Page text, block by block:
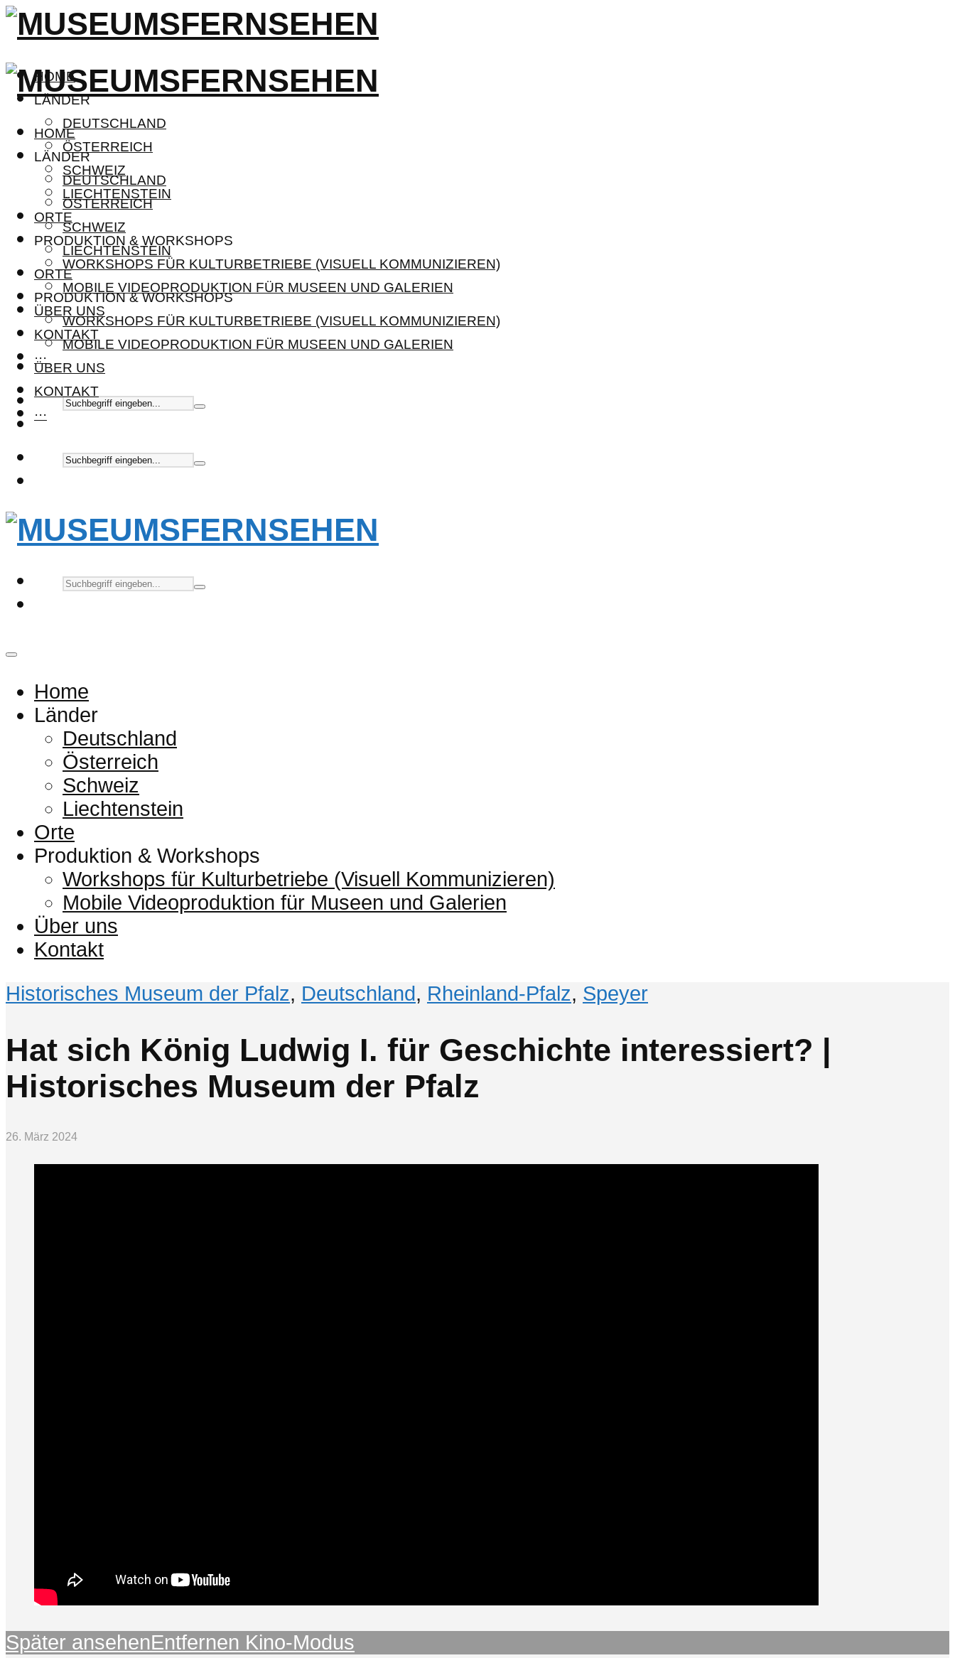
HOME
LÄNDER
DEUTSCHLAND
ÖSTERREICH
SCHWEIZ
LIECHTENSTEIN
ORTE
PRODUKTION & WORKSHOPS
WORKSHOPS FÜR KULTURBETRIEBE (VISUELL KOMMUNIZIEREN)
MOBILE VIDEOPRODUKTION FÜR MUSEEN UND GALERIEN
ÜBER UNS
KONTAKT
···
HOME
LÄNDER
DEUTSCHLAND
ÖSTERREICH
SCHWEIZ
LIECHTENSTEIN
ORTE
PRODUKTION & WORKSHOPS
WORKSHOPS FÜR KULTURBETRIEBE (VISUELL KOMMUNIZIEREN)
MOBILE VIDEOPRODUKTION FÜR MUSEEN UND GALERIEN
ÜBER UNS
KONTAKT
···
Home
Länder
Deutschland
Österreich
Schweiz
Liechtenstein
Orte
Produktion & Workshops
Workshops für Kulturbetriebe (Visuell Kommunizieren)
Mobile Videoproduktion für Museen und Galerien
Über uns
Kontakt
Historisches Museum der Pfalz, Deutschland, Rheinland-Pfalz, Speyer
Hat sich König Ludwig I. für Geschichte interessiert? |
Historisches Museum der Pfalz
26. März 2024
Später ansehenEntfernen Kino-Modus